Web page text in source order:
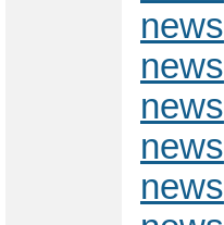
news
news
news
news
news